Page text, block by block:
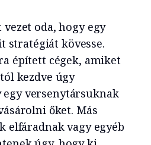
oda, hogy egy
stratégiát kövesse.
épített cégek, amiket
kezdve úgy
egy versenytársuknak
őket. Más
elfáradnak vagy egyéb